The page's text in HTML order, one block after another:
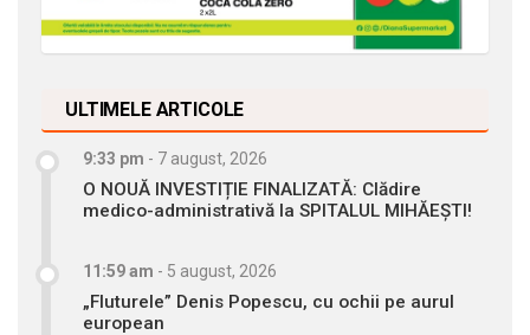
ULTIMELE ARTICOLE
9:33 pm - 7 august, 2026
O NOUĂ INVESTIȚIE FINALIZATĂ: Clădire
medico-administrativă la SPITALUL MIHĂEȘTI!
11:59 am - 5 august, 2026
„Fluturele” Denis Popescu, cu ochii pe aurul
european